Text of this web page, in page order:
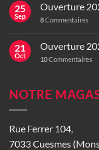
25
Sep
Ouverture
8Commentaires
21
Oct
Ouverture
10Commentaires
NOTRE
Rue Ferrer 104,
7033 Cuesmes